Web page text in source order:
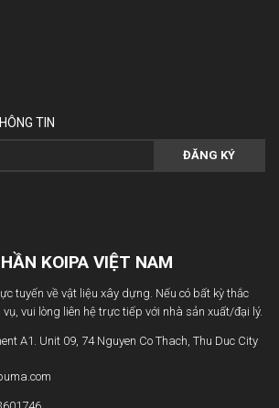
TIN
ĐĂNG KÝ
KOIPA VIỆT NAM
tuyến về vật liệu xây dựng. Nếu có bất kỳ thắc
vui lòng liên hệ trực tiếp với nhà sản xuất/đại lý.
A1. Unit 09, 74 Nguyen Co Thach, Thu Duc City